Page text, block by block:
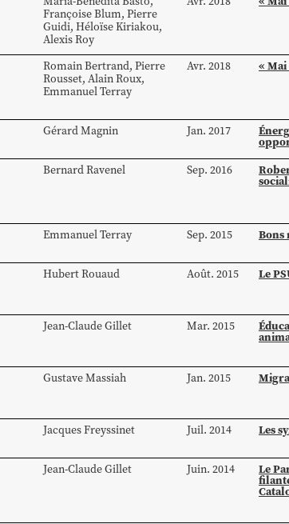
FrançoiseBlum, Pierre
Guidi, HéloïseKiriakou,
AlexisRoy
RomainBertrand, Pierre
Rousset, AlainRoux,
EmmanuelTerray
Avr. 2018 « Mai
GérardMagnin Jan. 2017
BernardRavenel Sep. 2016
EmmanuelTerray Sep. 2015 Bons
HubertRouaud Août. 2015 Le
Jean-ClaudeGillet Mar. 2015
GustaveMassiah Jan. 2015
JacquesFreyssinet Juil. 2014 Les
Jean-ClaudeGillet Juin. 2014 Le